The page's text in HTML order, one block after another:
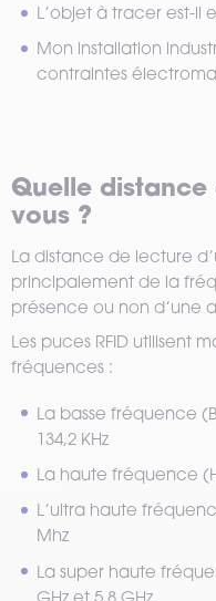
L’objet à tracer est-il
Mon installation
contraintes
Quelle distance
vous ?
La distance de lecture
principalement de la
présence ou non d’une
Les puces RFID utilisent
fréquences :
La basse fréquence
134,2 KHz
La haute fréquence
L’ultra haute
Mhz
La super haute
GHz et 5,8 GHz